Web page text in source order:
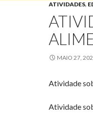
ATIVIDADES,
MAIO 27,
Atividade
Atividade